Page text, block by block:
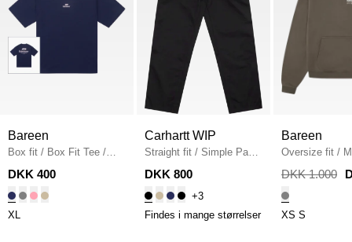
Bareen
Box fit / Box Fit Tee /
NAVY
DKK 400
XL
Carhartt WIP
Straight fit / Simple Pant
I020075 / BLACK
DKK 800
+3
Findes i mange størrelser
Bareen
Oversize fit /
Hoodie
DKK 1.000
XS S